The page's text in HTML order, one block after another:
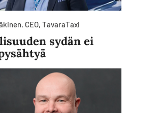
CEO, TavaraTaxi
sydän ei